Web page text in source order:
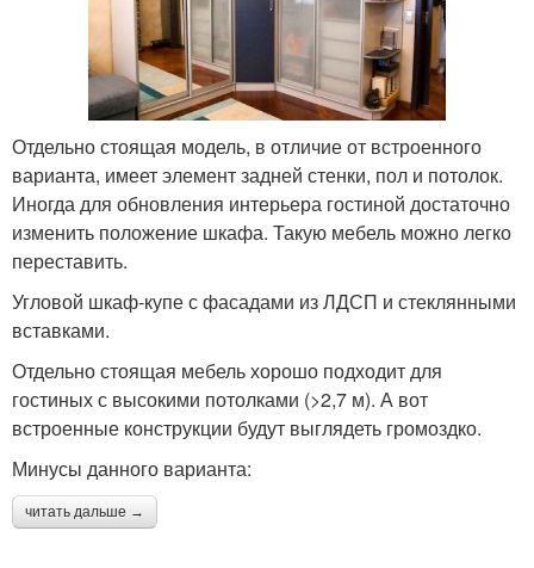
Отдельно стоящая модель, в отличие от встроенного
варианта, имеет элемент задней стенки, пол и потолок.
Иногда для обновления интерьера гостиной достаточно
изменить положение шкафа. Такую мебель можно легко
переставить.
Угловой шкаф-купе с фасадами из ЛДСП и стеклянными
вставками.
Отдельно стоящая мебель хорошо подходит для
гостиных с высокими потолками (>2,7 м). А вот
встроенные конструкции будут выглядеть громоздко.
Минусы данного варианта:
читать дальше →